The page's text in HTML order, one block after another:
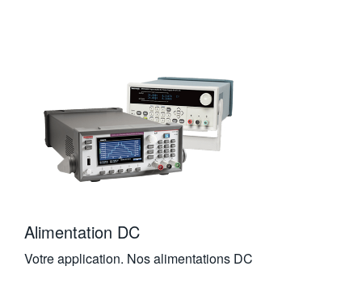
Alimentation DC
Votre application. Nos alimentations DC